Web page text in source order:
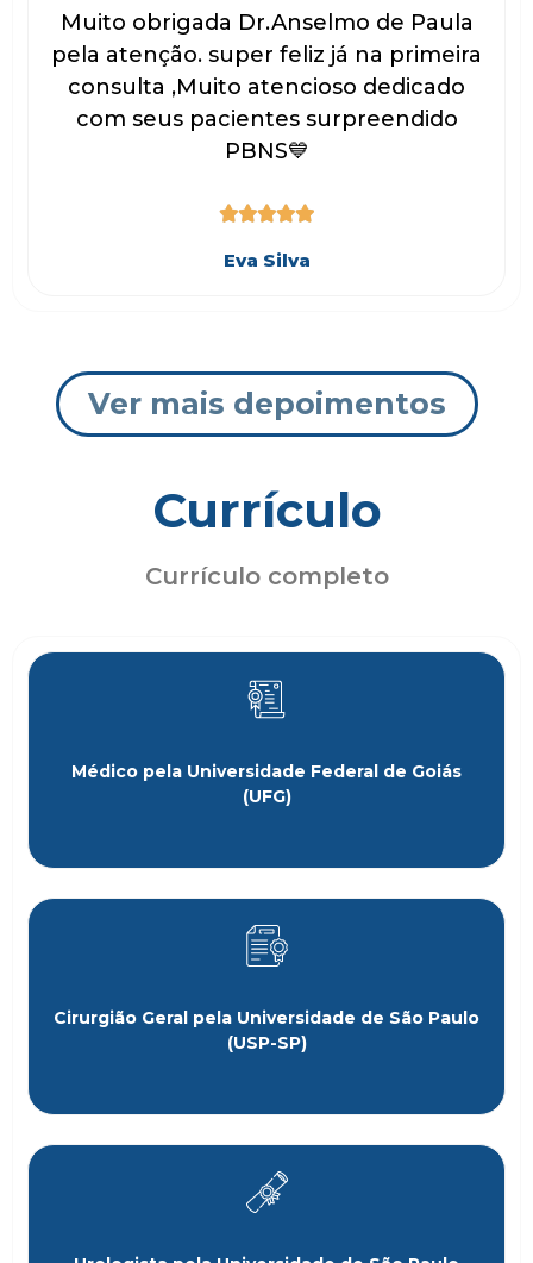
Muito obrigada Dr.Anselmo de Paula
pela atenção. super feliz já na primeira
consulta ,Muito atencioso dedicado
com seus pacientes surpreendido
PBNS💙

Eva Silva
Ver mais depoimentos
Currículo
Currículo completo
Médico pela Universidade Federal de Goiás
(UFG)
Cirurgião Geral pela Universidade de São Paulo
(USP-SP)